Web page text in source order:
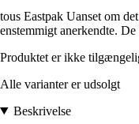
tous Eastpak Uanset om
enstemmigt anerkendte.
Produktet er ikke
Alle varianter er udsolgt
Beskrivelse